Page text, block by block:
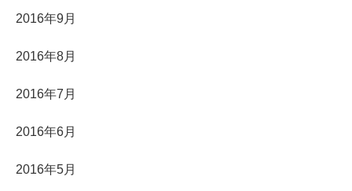
2016年9月
2016年8月
2016年7月
2016年6月
2016年5月